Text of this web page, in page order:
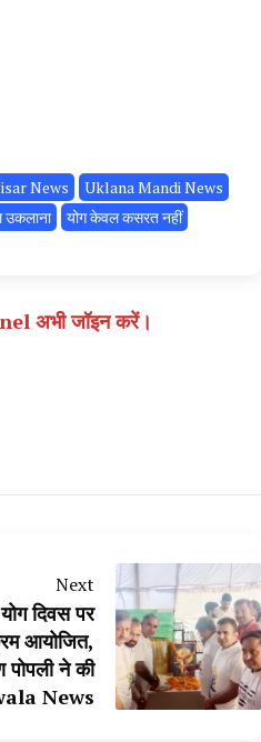
News
Uklana Mandi News
उकलाना योग केवल कसरत नहीं
अभी जॉइन करें।
Next
दिवस पर
आयोजित,
पोपली ने की
News